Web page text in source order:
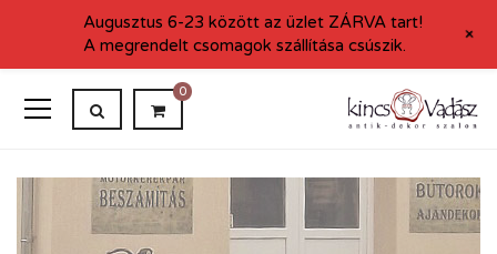
0
Augusztus 6-23 között az üzlet ZÁRVA tart!
A megrendelt csomagok szállítása csúszik.
+